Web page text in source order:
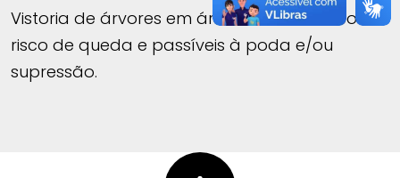
Vistoria de árvores em área de encosta com
risco de queda e passíveis à poda e/ou
supressão.